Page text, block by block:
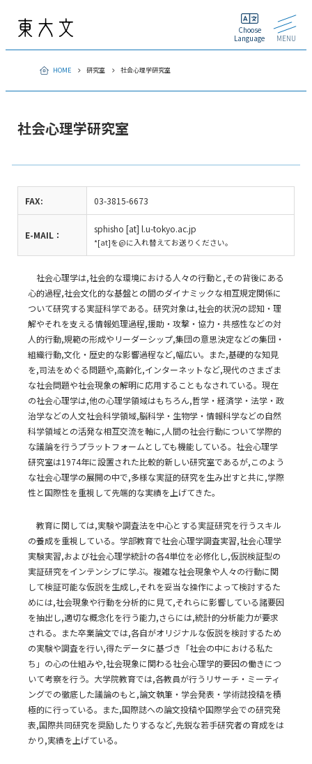
Choose
Language
MENU
HOME 研究室 社会心理学研究室
社会心理学研究室
FAX: 03-3815-6673
E-MAIL：
sphisho [at] l.u-tokyo.ac.jp
*[at]を@に入れ替えてお送りください。
社会心理学は,社会的な環境における人々の行動と,その背後にある
心的過程,社会文化的な基盤との間のダイナミックな相互規定関係に
ついて研究する実証科学である。研究対象は,社会的状況の認知・理
解やそれを支える情報処理過程,援助・攻撃・協力・共感性などの対
人的行動,規範の形成やリーダーシップ,集団の意思決定などの集団・
組織行動,文化・歴史的な影響過程など,幅広い。また,基礎的な知見
を,司法をめぐる問題や,高齢化,インターネットなど,現代のさまざま
な社会問題や社会現象の解明に応用することもなされている。現在
の社会心理学は,他の心理学領域はもちろん,哲学・経済学・法学・政
治学などの人文社会科学領域,脳科学・生物学・情報科学などの自然
科学領域との活発な相互交流を軸に,人間の社会行動について学際的
な議論を行うプラットフォームとしても機能している。社会心理学
研究室は1974年に設置された比較的新しい研究室であるが,このよう
な社会心理学の展開の中で,多様な実証的研究を生み出すと共に,学際
性と国際性を重視して先端的な実績を上げてきた。
教育に関しては,実験や調査法を中心とする実証研究を行うスキル
の養成を重視している。学部教育で社会心理学調査実習,社会心理学
実験実習,および社会心理学統計の各4単位を必修化し,仮説検証型の
実証研究をインテンシブに学ぶ。複雑な社会現象や人々の行動に関
して検証可能な仮説を生成し,それを妥当な操作によって検討するた
めには,社会現象や行動を分析的に見て,それらに影響している諸要因
を抽出し,適切な概念化を行う能力,さらには,統計的分析能力が要求
される。また卒業論文では,各自がオリジナルな仮説を検討するため
の実験や調査を行い,得たデータに基づき「社会の中における私た
ち」の心の仕組みや,社会現象に関わる社会心理学的要因の働きにつ
いて考察を行う。大学院教育では,各教員が行うリサーチ・ミーティ
ングでの徹底した議論のもと,論文執筆・学会発表・学術誌投稿を積
極的に行っている。また,国際誌への論文投稿や国際学会での研究発
表,国際共同研究を奨励したりするなど,先鋭な若手研究者の育成をは
かり,実績を上げている。